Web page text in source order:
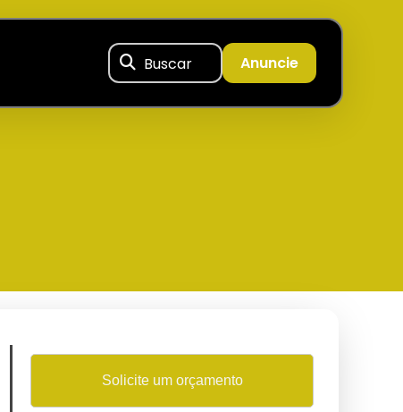
Buscar Anuncie
Solicite um orçamento